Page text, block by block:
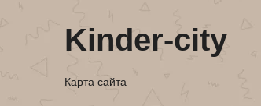
Kinder-city
Карта сайта